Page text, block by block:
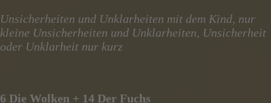
Unsicherheiten und Unklarheiten mit dem Kind, nur
kleine Unsicherheiten und Unklarheiten, Unsicherheit
oder Unklarheit nur kurz
6 Die Wolken + 14 Der Fuchs